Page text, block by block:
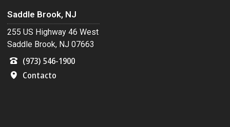
Saddle Brook, NJ
255 US Highway 46 West
Saddle Brook, NJ 07663
(973) 546-1900
Contacto